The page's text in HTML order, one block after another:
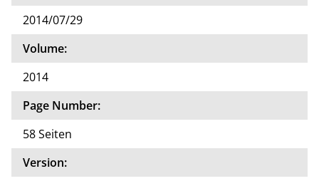
2014/07/29
Volume:
2014
Page Number:
58 Seiten
Version: